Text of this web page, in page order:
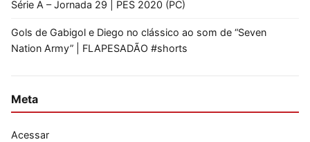
Série A – Jornada 29 | PES 2020 (PC)
Gols de Gabigol e Diego no clássico ao som de “Seven
Nation Army” | FLAPESADÃO #shorts
Meta
Acessar